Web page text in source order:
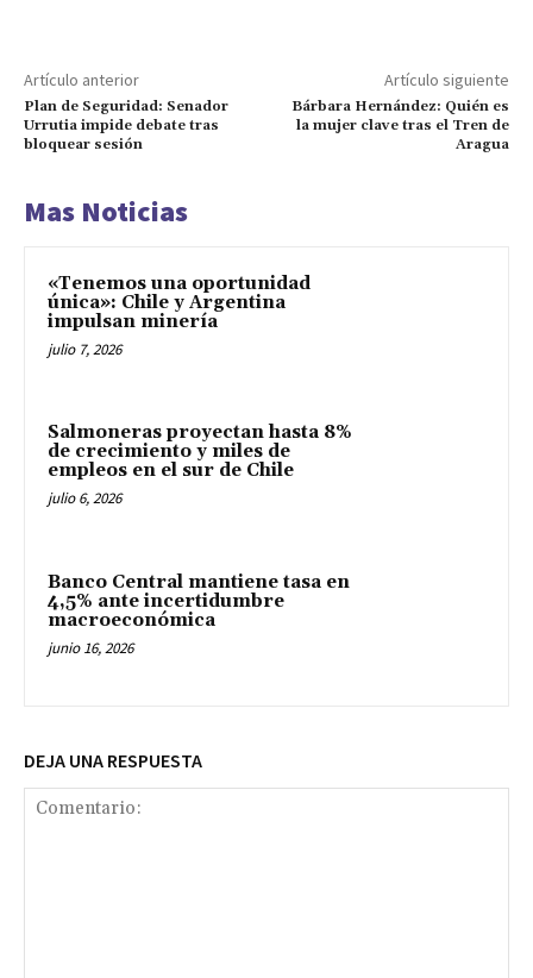
Artículo anterior
Plan de Seguridad: Senador
Urrutia impide debate tras
bloquear sesión
Artículo siguiente
Bárbara Hernández: Quién es
la mujer clave tras el Tren de
Aragua
Mas Noticias
«Tenemos una oportunidad
única»: Chile y Argentina
impulsan minería
julio 7, 2026
Salmoneras proyectan hasta 8%
de crecimiento y miles de
empleos en el sur de Chile
julio 6, 2026
Banco Central mantiene tasa en
4,5% ante incertidumbre
macroeconómica
junio 16, 2026
DEJA UNA RESPUESTA